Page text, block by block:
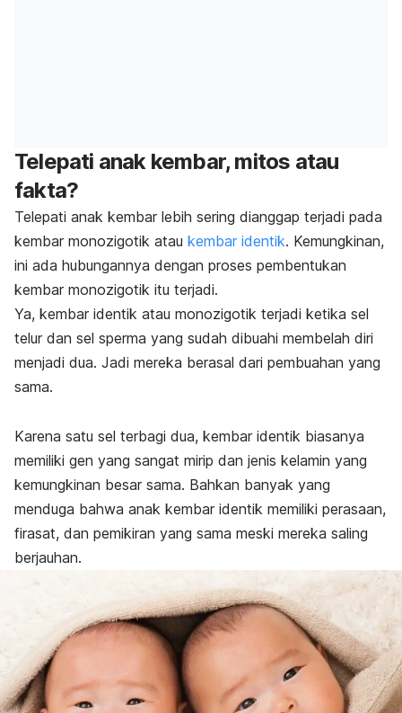
Telepati anak kembar, mitos atau
fakta?
Telepati anak kembar lebih sering dianggap terjadi pada
kembar monozigotik atau kembar identik. Kemungkinan,
ini ada hubungannya dengan proses pembentukan
kembar monozigotik itu terjadi.
Ya, kembar identik atau monozigotik terjadi ketika sel
telur dan sel sperma yang sudah dibuahi membelah diri
menjadi dua. Jadi mereka berasal dari pembuahan yang
sama.
Karena satu sel terbagi dua, kembar identik biasanya
memiliki gen yang sangat mirip dan jenis kelamin yang
kemungkinan besar sama. Bahkan banyak yang
menduga bahwa anak kembar identik memiliki perasaan,
firasat, dan pemikiran yang sama meski mereka saling
berjauhan.